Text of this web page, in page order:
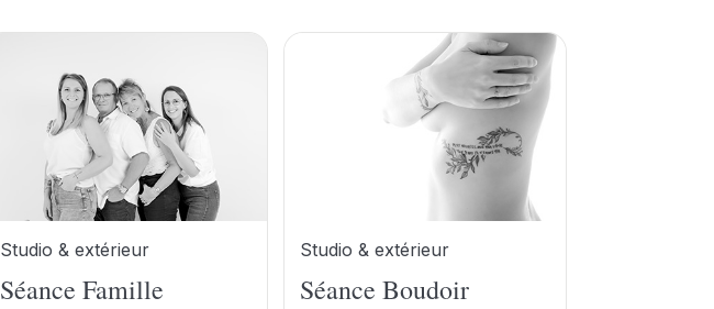
Studio & extérieur
Séance Famille
Studio & extérieur
Séance Boudoir